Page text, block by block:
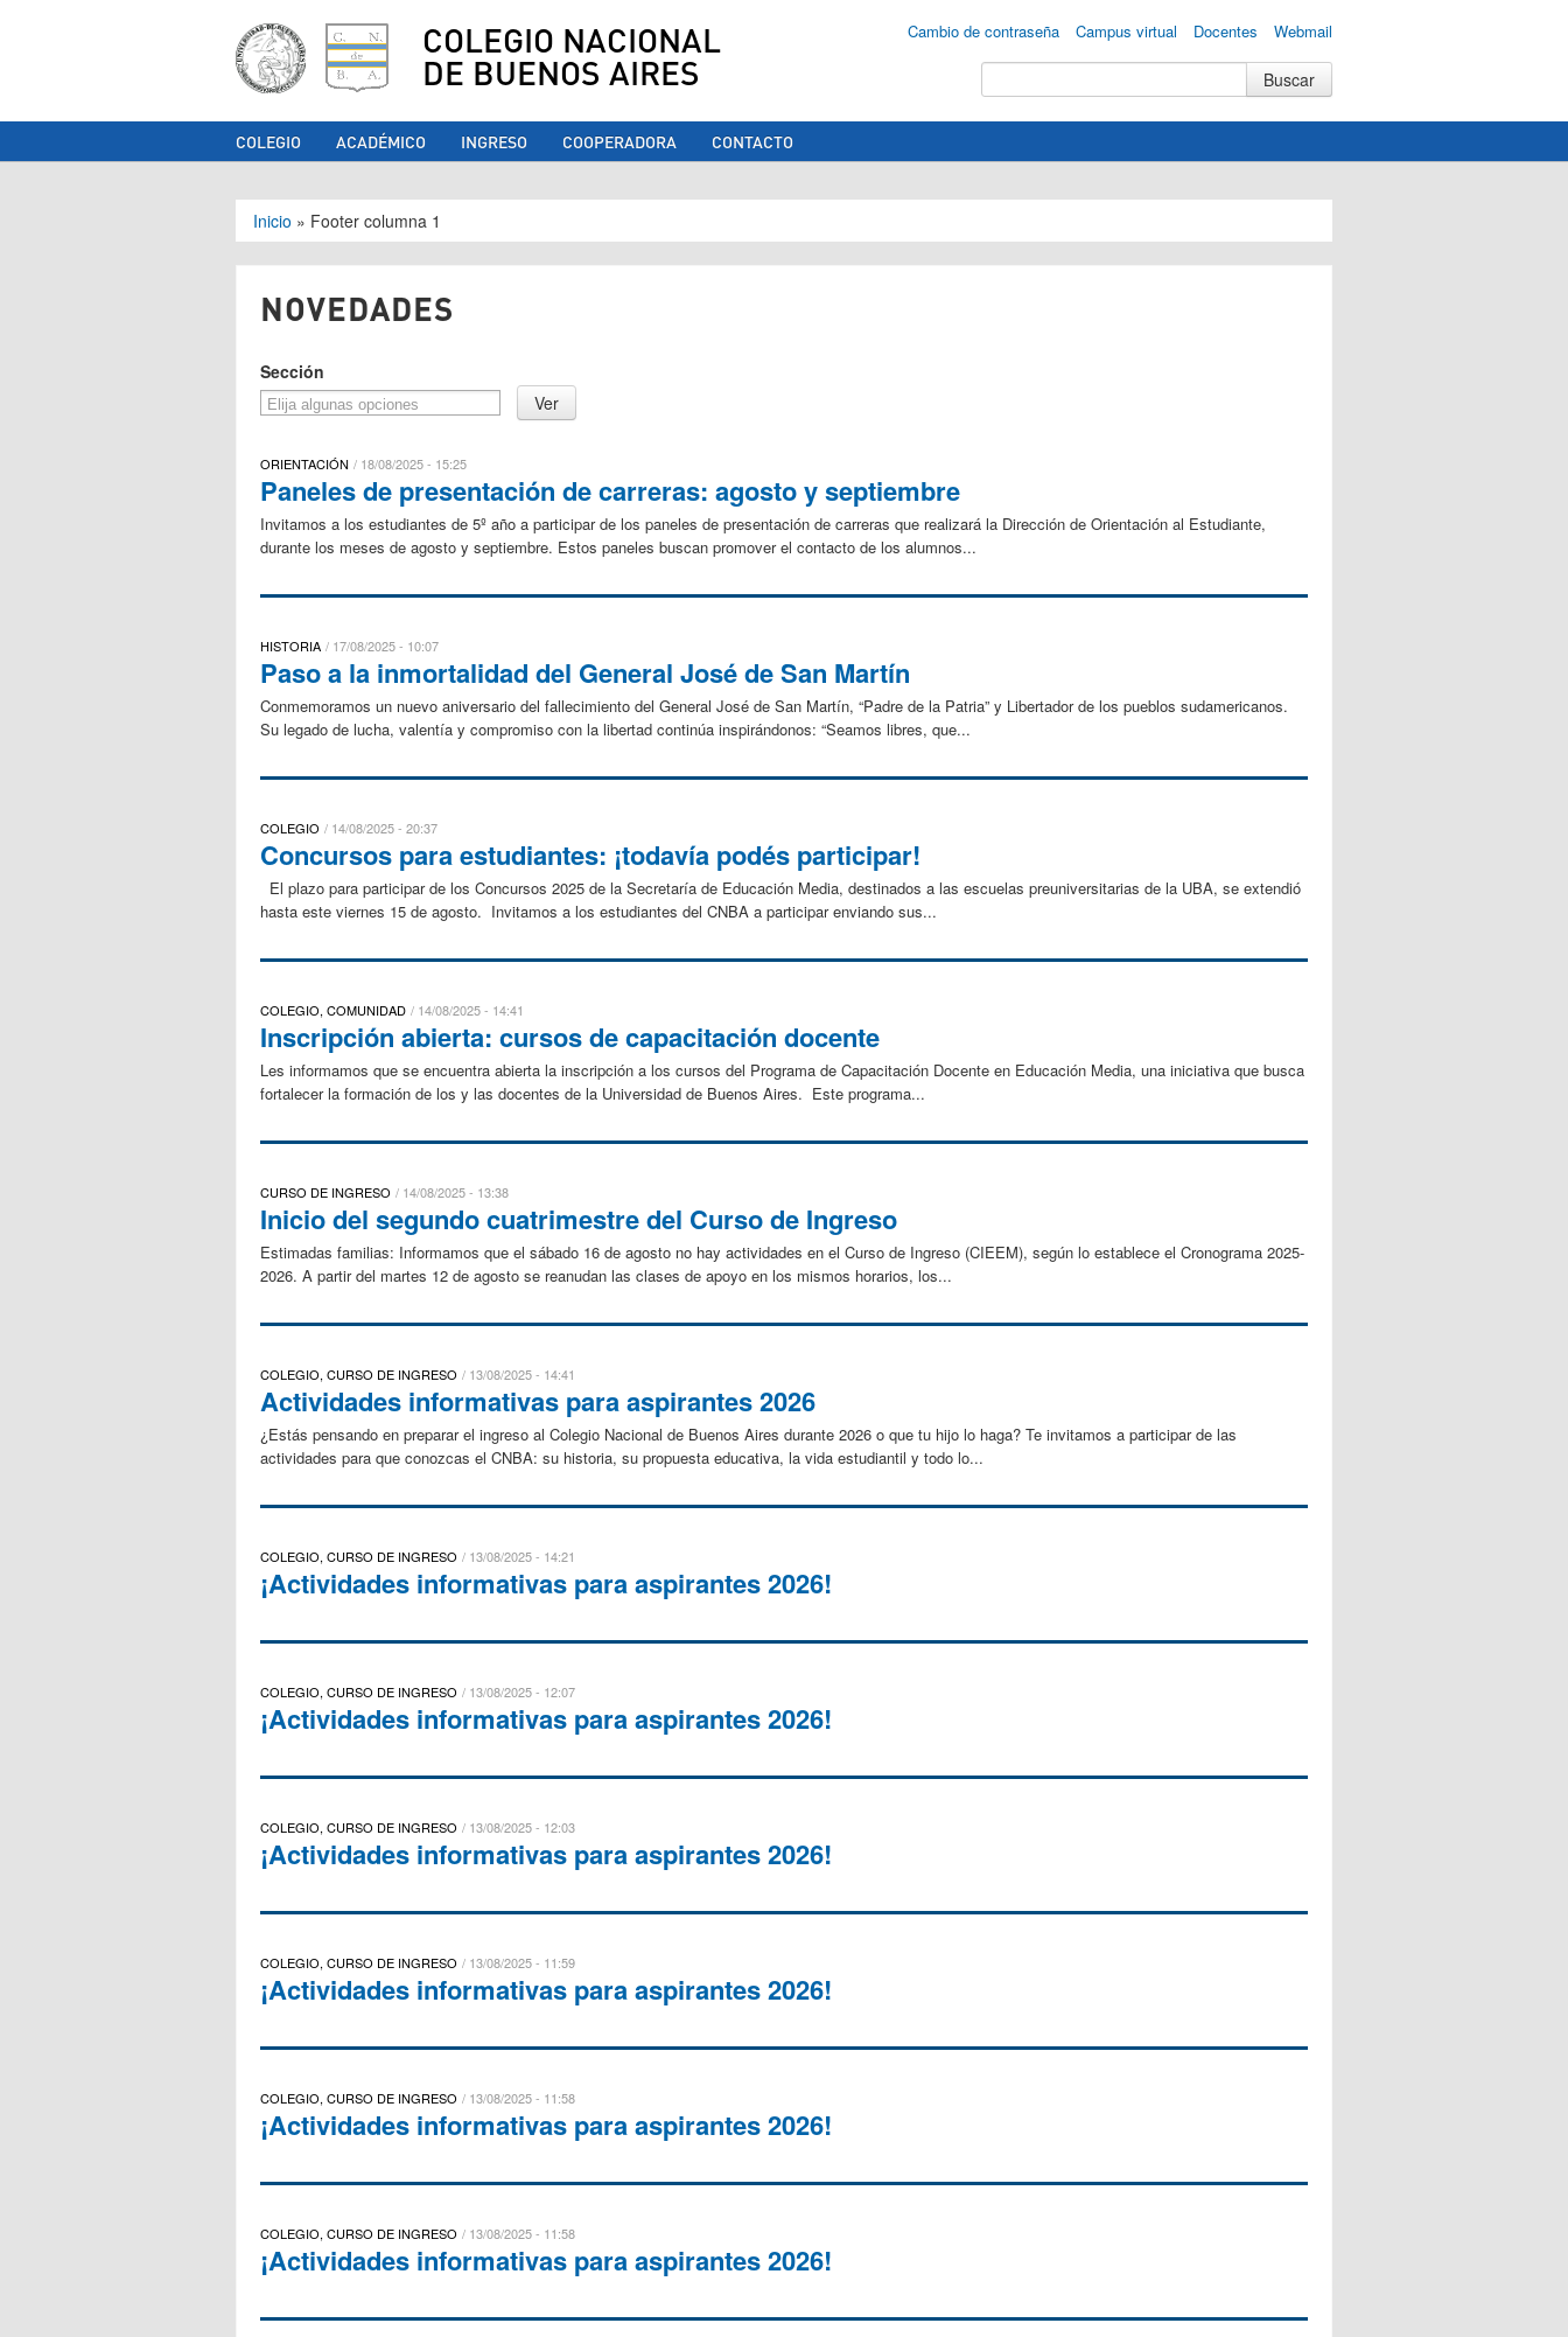
COLEGIO NACIONAL
DE BUENOS AIRES
Cambio de contraseña Campus virtual Docentes Webmail
COLEGIO ACADÉMICO INGRESO COOPERADORA CONTACTO
Se encuentra usted aquí
Inicio » Footer columna 1
NOVEDADES
Sección
ORIENTACIÓN 18/08/2025 - 15:25
Paneles de presentación de carreras: agosto y septiembre
Invitamos a los estudiantes de 5º año a participar de los paneles de presentación de carreras que realizará la Dirección de Orientación al Estudiante,
durante los meses de agosto y septiembre. Estos paneles buscan promover el contacto de los alumnos...
HISTORIA 17/08/2025 - 10:07
Paso a la inmortalidad del General José de San Martín
Conmemoramos un nuevo aniversario del fallecimiento del General José de San Martín, “Padre de la Patria” y Libertador de los pueblos sudamericanos.
Su legado de lucha, valentía y compromiso con la libertad continúa inspirándonos: “Seamos libres, que...
COLEGIO 14/08/2025 - 20:37
Concursos para estudiantes: ¡todavía podés participar!
El plazo para participar de los Concursos 2025 de la Secretaría de Educación Media, destinados a las escuelas preuniversitarias de la UBA, se extendió
hasta este viernes 15 de agosto. Invitamos a los estudiantes del CNBA a participar enviando sus...
COLEGIO, COMUNIDAD 14/08/2025 - 14:41
Inscripción abierta: cursos de capacitación docente
Les informamos que se encuentra abierta la inscripción a los cursos del Programa de Capacitación Docente en Educación Media, una iniciativa que busca
fortalecer la formación de los y las docentes de la Universidad de Buenos Aires. Este programa...
CURSO DE INGRESO 14/08/2025 - 13:38
Inicio del segundo cuatrimestre del Curso de Ingreso
Estimadas familias: Informamos que el sábado 16 de agosto no hay actividades en el Curso de Ingreso (CIEEM), según lo establece el Cronograma 2025-
2026. A partir del martes 12 de agosto se reanudan las clases de apoyo en los mismos horarios, los...
COLEGIO, CURSO DE INGRESO 13/08/2025 - 14:41
Actividades informativas para aspirantes 2026
¿Estás pensando en preparar el ingreso al Colegio Nacional de Buenos Aires durante 2026 o que tu hijo lo haga? Te invitamos a participar de las
actividades para que conozcas el CNBA: su historia, su propuesta educativa, la vida estudiantil y todo lo...
COLEGIO, CURSO DE INGRESO 13/08/2025 - 14:21
¡Actividades informativas para aspirantes 2026!
COLEGIO, CURSO DE INGRESO 13/08/2025 - 12:07
¡Actividades informativas para aspirantes 2026!
COLEGIO, CURSO DE INGRESO 13/08/2025 - 12:03
¡Actividades informativas para aspirantes 2026!
COLEGIO, CURSO DE INGRESO 13/08/2025 - 11:59
¡Actividades informativas para aspirantes 2026!
COLEGIO, CURSO DE INGRESO 13/08/2025 - 11:58
¡Actividades informativas para aspirantes 2026!
COLEGIO, CURSO DE INGRESO 13/08/2025 - 11:58
¡Actividades informativas para aspirantes 2026!